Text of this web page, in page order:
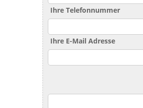
Ihre Telefonnummer
Ihre E-Mail Adresse